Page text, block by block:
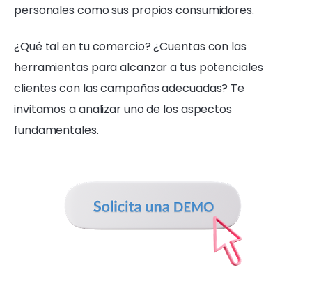
personales como sus propios consumidores.
¿Qué tal en tu comercio? ¿Cuentas con las
herramientas para alcanzar a tus potenciales
clientes con las campañas adecuadas? Te
invitamos a analizar uno de los aspectos
fundamentales.